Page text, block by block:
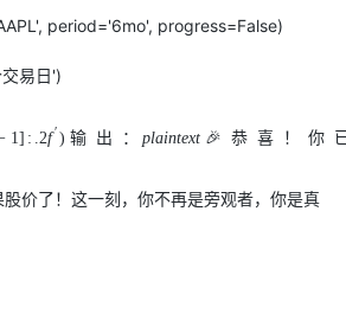
period='6mo', progress=False)
易日')
1] : .2f′) 输 出 ： plaintext 🎉 恭 喜 ！ 你
价了！这一刻，你不再是旁观者，你是真